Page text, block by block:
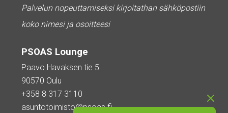
Palvelun nopeuttamiseksi kirjoitathan sähköpostiin
koko nimesi ja osoitteesi
PSOAS Lounge
Paavo Havaksen tie 5
90570 Oulu
+358 8 317 3110
asuntotoimisto@psoas.fi